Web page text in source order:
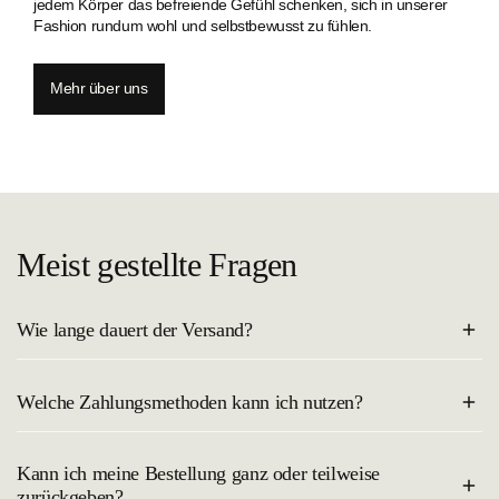
jedem Körper das befreiende Gefühl schenken, sich in unserer
Fashion rundum wohl und selbstbewusst zu fühlen.
Mehr über uns
Meist gestellte Fragen
Wie lange dauert der Versand?
Werktage. Du erhältst eine Trackingnummer, sobald deine Bestellung
unterwegs ist.
Welche Zahlungsmethoden kann ich nutzen?
Bezahlmethoden, wie Kreditkarte, PayPal, Klarna Rechnung oder
Kann ich meine Bestellung ganz oder teilweise